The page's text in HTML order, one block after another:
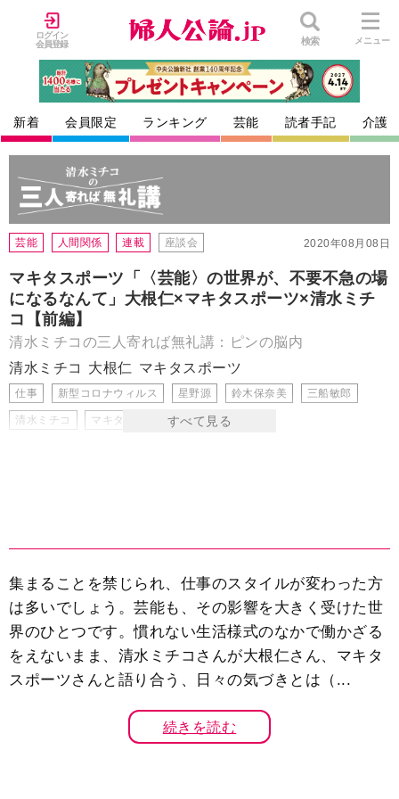
ログイン
会員登録
検索 メニュー
新着 会員限定 ランキング 芸能 読者手記 介護
2020年08月08日
芸能 人間関係 連載 座談会
マキタスポーツ「〈芸能〉の世界が、不要不急の場
になるなんて」大根仁×マキタスポーツ×清水ミチ
コ【前編】
清水ミチコの三人寄れば無礼講：ピンの脳内
清水ミチコ
大根仁 マキタスポーツ
仕事 新型コロナウィルス 星野源 鈴木保奈美 三船敏郎
清水ミチコ マキタスポーツ 森進一
集まることを禁じられ、仕事のスタイルが変わった方
は多いでしょう。芸能も、その影響を大きく受けた世
界のひとつです。慣れない生活様式のなかで働かざる
をえないまま、清水ミチコさんが大根仁さん、マキタ
スポーツさんと語り合う、日々の気づきとは（...
続きを読む